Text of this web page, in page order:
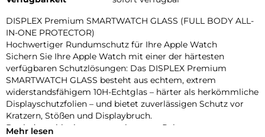
DISPLEX Premium SMARTWATCH GLASS (FULL BODY ALL-
IN-ONE PROTECTOR)
Hochwertiger Rundumschutz für Ihre Apple Watch
Sichern Sie Ihre Apple Watch mit einer der härtesten
verfügbaren Schutzlösungen: Das DISPLEX Premium
SMARTWATCH GLASS besteht aus echtem, extrem
widerstandsfähigem 10H-Echtglas – härter als herkömmliche
Displayschutzfolien – und bietet zuverlässigen Schutz vor
Kratzern, Stößen und Displaybruch.
Dank des schlanken, matt-schwarzen Rahmens aus
Mehr lesen